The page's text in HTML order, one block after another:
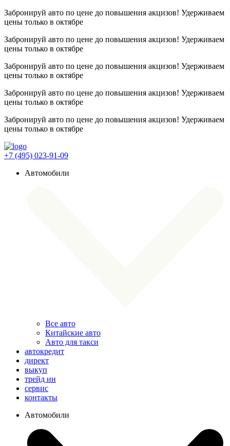
Забронируй авто по цене до повышения акцизов! Удерживаем
цены только в октябре
Забронируй авто по цене до повышения акцизов! Удерживаем
цены только в октябре
Забронируй авто по цене до повышения акцизов! Удерживаем
цены только в октябре
Забронируй авто по цене до повышения акцизов! Удерживаем
цены только в октябре
Забронируй авто по цене до повышения акцизов! Удерживаем
цены только в октябре
+7 (495) 023-91-09
Автомобили
Все авто
Китайские авто
Авто для такси
автокредит
директ
выкуп
трейд ин
сервис
контакты
Автомобили